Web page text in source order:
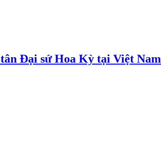
Đại sứ Hoa Kỳ tại Việt Nam